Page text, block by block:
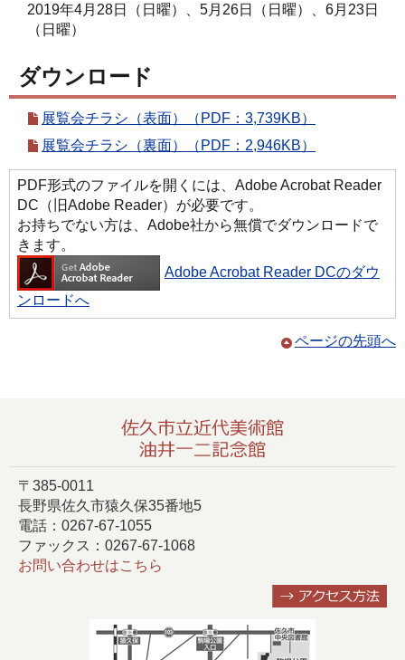
2019年4月28日（日曜）、5月26日（日曜）、6月23日
（日曜）
ダウンロード
展覧会チラシ（表面）（PDF：3,739KB）
展覧会チラシ（裏面）（PDF：2,946KB）
PDF形式のファイルを開くには、Adobe Acrobat Reader
DC（旧Adobe Reader）が必要です。
お持ちでない方は、Adobe社から無償でダウンロードで
きます。
Adobe Acrobat Reader DCのダウ
ンロードへ
ページの先頭へ
〒385-0011
長野県佐久市猿久保35番地5
電話：0267-67-1055
ファックス：0267-67-1068
お問い合わせはこちら